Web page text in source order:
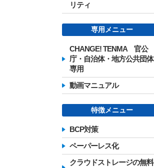
リティ
専用メニュー
CHANGE! TENMA 官公
庁・自治体・地方公共団体
専用
動画マニュアル
特徴メニュー
BCP対策
ペーパーレス化
クラウドストレージの無料